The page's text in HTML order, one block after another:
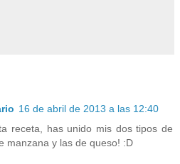
16 de abril de 2013 a las 12:40
receta, has unido mis dos tipos de
manzana y las de queso! :D